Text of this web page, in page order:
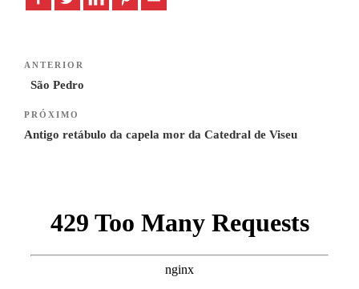
Navegação
de
Previous
Post
ANTERIOR
São Pedro
Next
Post
PRÓXIMO
Antigo retábulo da capela mor da Catedral de Viseu